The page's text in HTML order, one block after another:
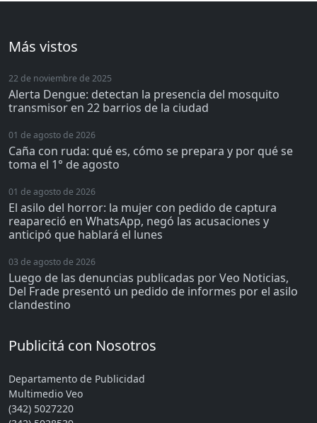
Más vistos
22 de noviembre de 2025
Alerta Dengue: detectan la presencia del mosquito
transmisor en 22 barrios de la ciudad
01 de agosto de 2026
Caña con ruda: qué es, cómo se prepara y por qué se
toma el 1° de agosto
01 de agosto de 2026
El asilo del horror: la mujer con pedido de captura
reapareció en WhatsApp, negó las acusaciones y
anticipó que hablará el lunes
03 de agosto de 2026
Luego de las denuncias publicadas por Veo Noticias,
Del Frade presentó un pedido de informes por el asilo
clandestino
Publicitá con Nosotros
Departamento de Publicidad
Multimedio Veo
(342) 5027220